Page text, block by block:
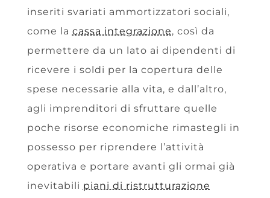
inseriti svariati ammortizzatori sociali,
come la cassa integrazione, così da
permettere da un lato ai dipendenti di
ricevere i soldi per la copertura delle
spese necessarie alla vita, e dall’altro,
agli imprenditori di sfruttare quelle
poche risorse economiche rimastegli in
possesso per riprendere l’attività
operativa e portare avanti gli ormai già
inevitabili piani di ristrutturazione